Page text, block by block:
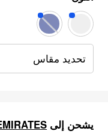
تحديد مقاس
يشحن إلى